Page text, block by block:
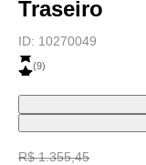
Traseiro
ID: 10270049
(9)
R$ 1.355,45